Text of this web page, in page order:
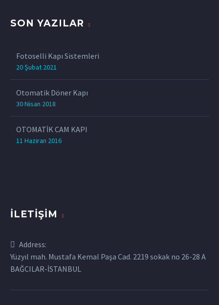
SON YAZILAR
Fotoselli Kapı Sistemleri
20 Şubat 2021
Otomatik Döner Kapı
30 Nisan 2018
OTOMATİK CAM KAPI
11 Haziran 2016
İLETIŞIM
Address:
Yüzyıl mah. Mustafa Kemal Paşa Cad. 2219 sokak no 26-28 A
BAĞCILAR-İSTANBUL